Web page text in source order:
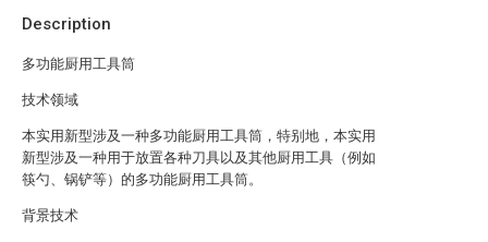
Description
多功能厨用工具筒
技术领域
本实用新型涉及一种多功能厨用工具筒，特别地，本实用
新型涉及一种用于放置各种刀具以及其他厨用工具（例如
筷勺、锅铲等）的多功能厨用工具筒。
背景技术